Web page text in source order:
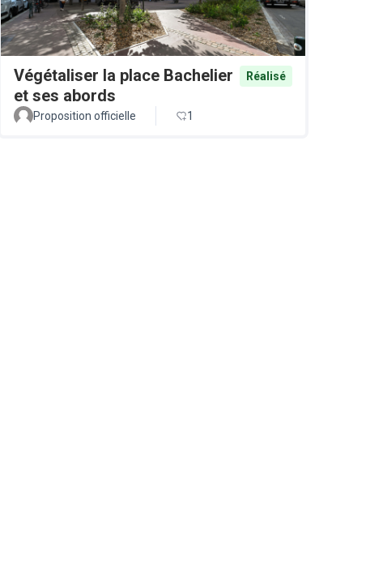
Végétaliser la place Bachelier
et ses abords
Réalisé
Proposition officielle 1